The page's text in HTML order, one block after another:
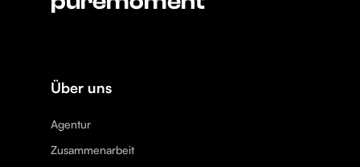
Über uns
Agentur
Zusammenarbeit